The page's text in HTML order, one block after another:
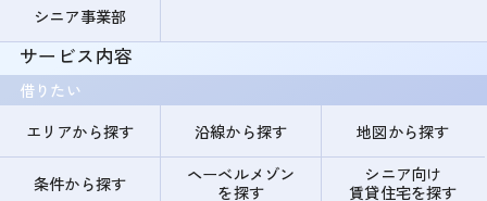
シニア事業部
サービス内容
借りたい
エリアから探す
沿線から探す 地図から探す
条件から探す
ヘーベルメゾン
を探す
シニア向け
賃貸住宅を探す